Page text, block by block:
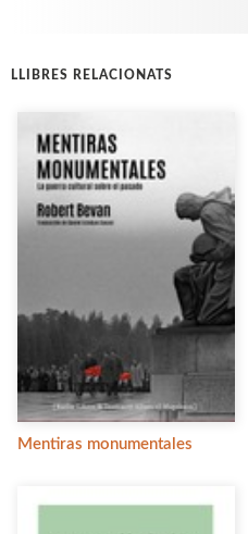
LLIBRES RELACIONATS
Mentiras monumentales